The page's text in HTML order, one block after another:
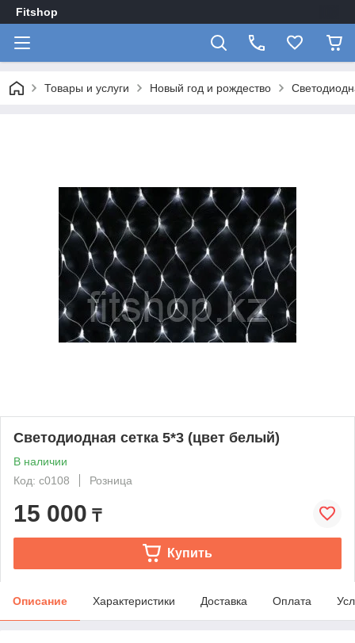
Fitshop
Товары и услуги Новый год и рождество
Светодиодная сетка 5*3 (цвет белый)
В наличии
Код: с0108
Розница
15 000 ₸
Купить
Описание Характеристики Доставка Оплата